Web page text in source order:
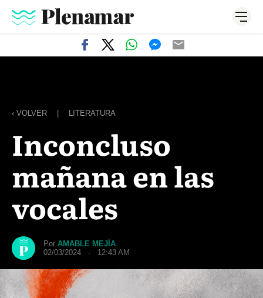
‹ VOLVER LITERATURA
Inconcluso
mañana en las
vocales
Por AMABLE MEJÍA
02/03/2024 · 12:43 AM